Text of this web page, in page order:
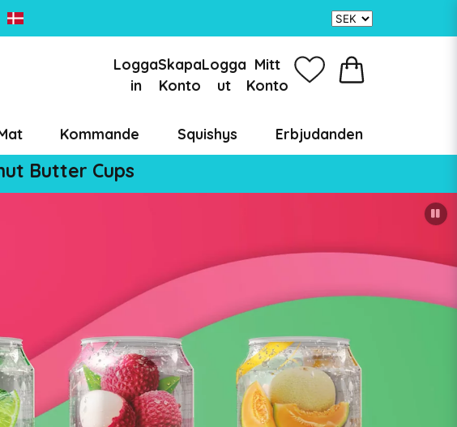
Logga
in
Skapa
Konto
Logga
ut
Mitt
Konto
Kommande Squishys Erbjudanden
Butter Cups